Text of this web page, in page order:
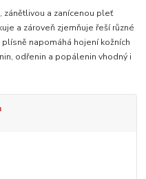
zánětlivou a zanícenou pleť
a zároveň zjemňuje řeší různé
napomáhá hojení kožních
odřenin a popálenin vhodný i